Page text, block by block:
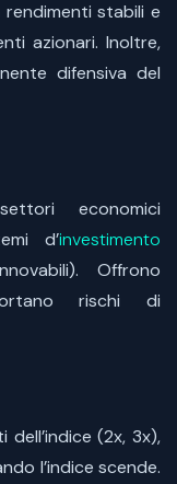
stabili e
azionari. Inoltre,
difensiva del
economici
d’investimento
Offrono
rischi di
(2x, 3x),
l’indice scende.